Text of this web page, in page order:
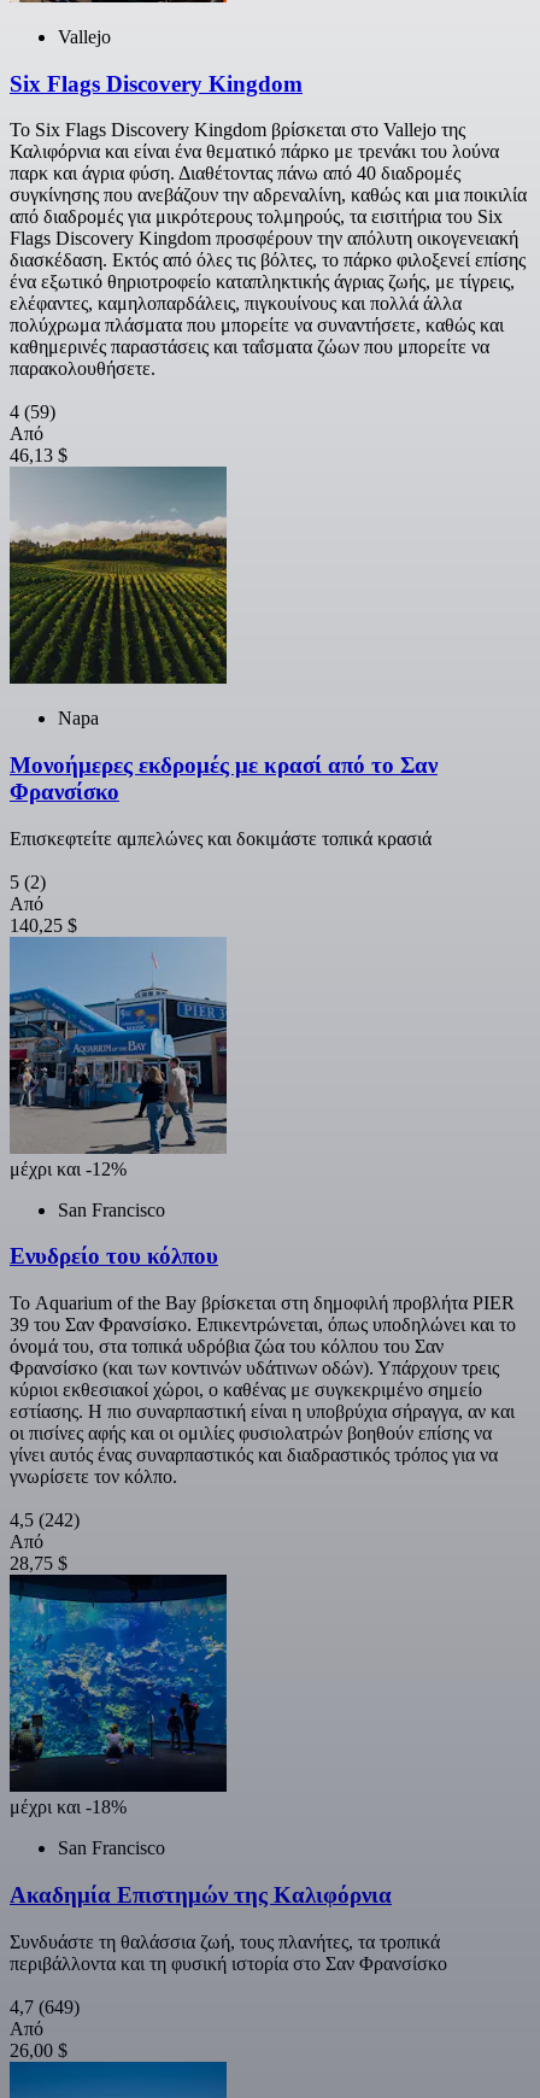
Vallejo
Six Flags Discovery Kingdom
Το Six Flags Discovery Kingdom βρίσκεται στο Vallejo της
Καλιφόρνια και είναι ένα θεματικό πάρκο με τρενάκι του λούνα
παρκ και άγρια φύση. Διαθέτοντας πάνω από 40 διαδρομές
συγκίνησης που ανεβάζουν την αδρεναλίνη, καθώς και μια ποικιλία
από διαδρομές για μικρότερους τολμηρούς, τα εισιτήρια του Six
Flags Discovery Kingdom προσφέρουν την απόλυτη οικογενειακή
διασκέδαση. Εκτός από όλες τις βόλτες, το πάρκο φιλοξενεί επίσης
ένα εξωτικό θηριοτροφείο καταπληκτικής άγριας ζωής, με τίγρεις,
ελέφαντες, καμηλοπαρδάλεις, πιγκουίνους και πολλά άλλα
πολύχρωμα πλάσματα που μπορείτε να συναντήσετε, καθώς και
καθημερινές παραστάσεις και ταΐσματα ζώων που μπορείτε να
παρακολουθήσετε.
4 (59)
Από
46,13 $
Napa
Μονοήμερες εκδρομές με κρασί από το Σαν
Φρανσίσκο
Επισκεφτείτε αμπελώνες και δοκιμάστε τοπικά κρασιά
5 (2)
Από
140,25 $
μέχρι και -12%
San Francisco
Ενυδρείο του κόλπου
Το Aquarium of the Bay βρίσκεται στη δημοφιλή προβλήτα PIER
39 του Σαν Φρανσίσκο. Επικεντρώνεται, όπως υποδηλώνει και το
όνομά του, στα τοπικά υδρόβια ζώα του κόλπου του Σαν
Φρανσίσκο (και των κοντινών υδάτινων οδών). Υπάρχουν τρεις
κύριοι εκθεσιακοί χώροι, ο καθένας με συγκεκριμένο σημείο
εστίασης. Η πιο συναρπαστική είναι η υποβρύχια σήραγγα, αν και
οι πισίνες αφής και οι ομιλίες φυσιολατρών βοηθούν επίσης να
γίνει αυτός ένας συναρπαστικός και διαδραστικός τρόπος για να
γνωρίσετε τον κόλπο.
4,5 (242)
Από
28,75 $
μέχρι και -18%
San Francisco
Ακαδημία Επιστημών της Καλιφόρνια
Συνδυάστε τη θαλάσσια ζωή, τους πλανήτες, τα τροπικά
περιβάλλοντα και τη φυσική ιστορία στο Σαν Φρανσίσκο
4,7 (649)
Από
26,00 $